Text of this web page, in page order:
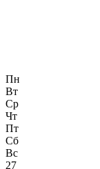
Пн
Вт
Ср
Чт
Пт
Сб
Вс
27